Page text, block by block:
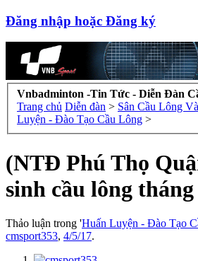
Đăng nhập hoặc Đăng ký
Vnbadminton -Tin Tức - Diễn Đàn
Trang chủ Diễn đàn > Sân Cầu Lông
Luyện - Đào Tạo Cầu Lông >
(NTĐ Phú Thọ
sinh cầu lông tháng
Thảo luận trong 'Huấn Luyện - Đào Tạo
cmsport353, 4/5/17.